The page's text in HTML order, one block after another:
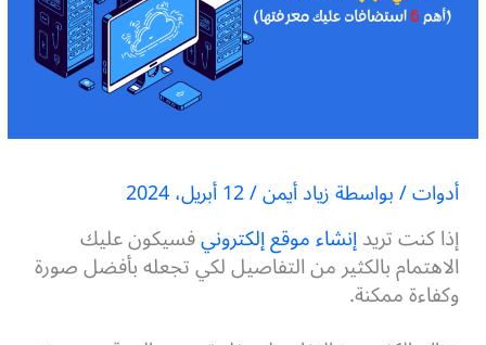
أدوات/ بواسطةزياد أيمن/12 أبريل، 2024
إذا كنت تريدإنشاء موقع إلكترونيفسيكون عليك
الاهتمام بالكثير من التفاصيل لكي تجعله بأفضل صورة
وكفاءة ممكنة.